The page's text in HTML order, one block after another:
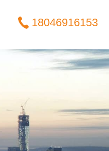
18046916153